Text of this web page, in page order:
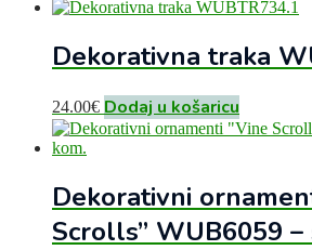
Dekorativna traka
24.00€ Dodaj u košaricu
Dekorativni
Scrolls” WUB6059